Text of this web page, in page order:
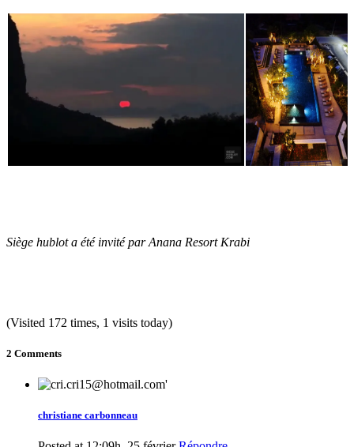
Siège hublot a été invité par Anana Resort Krabi
(Visited 172 times, 1 visits today)
2 Comments
christiane carbonneau